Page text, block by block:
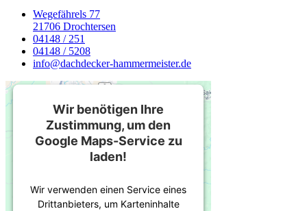
Wegefährels 77
21706 Drochtersen
04148 / 251
04148 / 5208
info@dachdecker-hammermeister.de
Wir benötigen Ihre
Zustimmung, um den
Google Maps-Service zu
laden!
Wir verwenden einen Service eines
Drittanbieters, um Karteninhalte